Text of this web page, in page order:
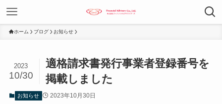
ホーム ブログ お知らせ
適格請求書発行事業者登録番号を
掲載しました
2023
10/30
お知らせ 2023年10月30日